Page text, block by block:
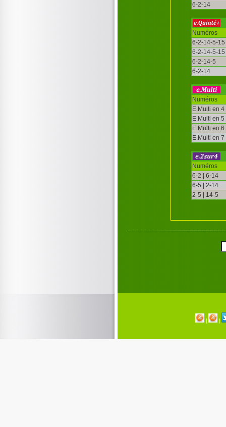
6-2-14
Numéros
6-2-14-5-15
6-2-14-5-15
6-2-14-5
6-2-14
Numéros
E.Multi en 4
E.Multi en 5
E.Multi en 6
E.Multi en 7
Numéros
6-2 | 6-14
6-5 | 2-14
2-5 | 14-5
| |